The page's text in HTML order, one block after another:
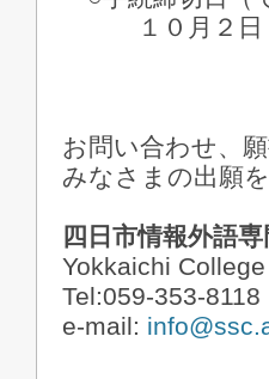
１０月２日（
お問い合わせ、
みなさまの出願
四日市情報外語
Yokkaichi
Tel:059-353-8118
e-mail: